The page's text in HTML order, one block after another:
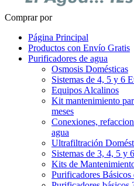
Comprar por
Página Principal
Productos con Envío Gratis
Purificadores de agua
Osmosis Domésticas
Sistemas de 4, 5 y 6
Equipos Alcalinos
Kit mantenimiento
meses
Conexiones,
agua
Ultrafiltración
Sistemas de 3, 4, 5 y
Kits de
Purificadores